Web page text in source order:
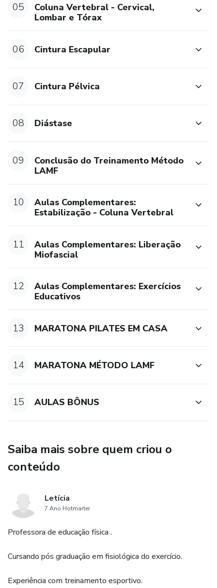
05
Coluna Vertebral - Cervical,
Lombar e Tórax
06 Cintura Escapular
07 Cintura Pélvica
08 Diástase
09
Conclusão do Treinamento Método
LAMF
10
Aulas Complementares:
Estabilização - Coluna Vertebral
11
Aulas Complementares: Liberação
Miofascial
12
Aulas Complementares: Exercícios
Educativos
13 MARATONA PILATES EM CASA
14 MARATONA MÉTODO LAMF
15 AULAS BÔNUS
Saiba mais sobre quem criou o
conteúdo
Letícia
7 Ano Hotmarter
Professora de educação física .
Cursando pós graduação em fisiológica do exercício.
Experiência com treinamento esportivo.